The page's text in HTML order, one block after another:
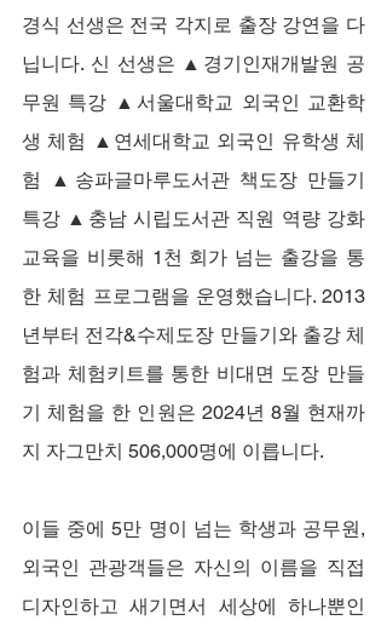
경식 선생은 전국 각지로 출장 강연을 다
닙니다. 신 선생은 ▲경기인재개발원 공
무원 특강 ▲서울대학교 외국인 교환학
생 체험 ▲연세대학교 외국인 유학생 체
험 ▲송파글마루도서관 책도장 만들기
특강 ▲충남 시립도서관 직원 역량 강화
교육을 비롯해 1천 회가 넘는 출강을 통
한 체험 프로그램을 운영했습니다. 2013
년부터 전각&수제도장 만들기와 출강 체
험과 체험키트를 통한 비대면 도장 만들
기 체험을 한 인원은 2024년 8월 현재까
지 자그만치 506,000명에 이릅니다.
이들 중에 5만 명이 넘는 학생과 공무원,
외국인 관광객들은 자신의 이름을 직접
디자인하고 새기면서 세상에 하나뿐인